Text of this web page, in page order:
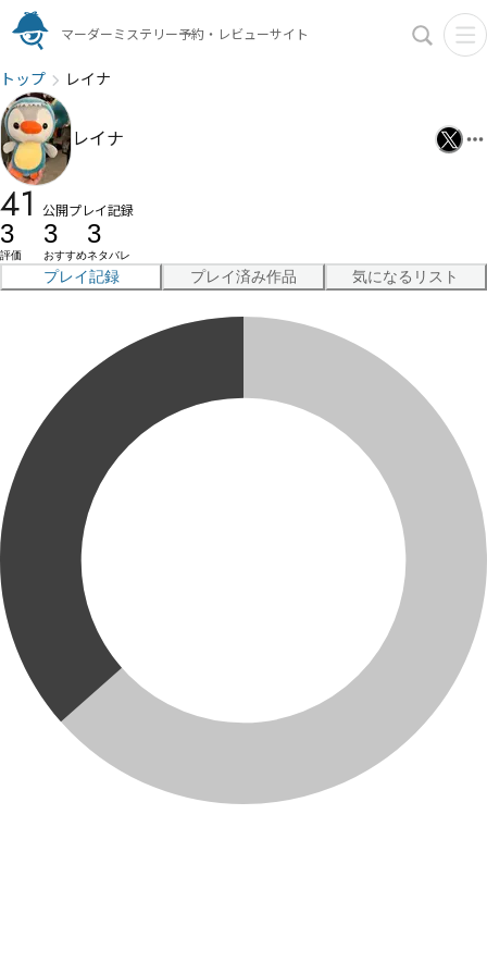
マーダーミステリー予約・レビューサイト
トップ レイナ
レイナ
41 公開プレイ記録
3
評価
3
おすすめ
3
ネタバレ
プレイ記録 プレイ済み作品 気になるリスト